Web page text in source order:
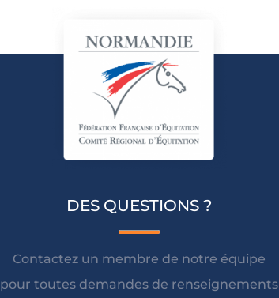
DES QUESTIONS ?
Contactez un membre de notre équipe
pour toutes demandes de renseignements